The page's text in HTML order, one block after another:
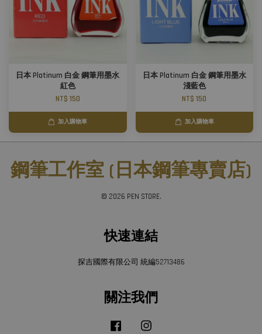
日本 Platinum 白金 鋼筆用墨水
紅色
NT$ 150
加入購物車
日本 Platinum 白金 鋼筆用墨水
淺藍色
NT$ 150
加入購物車
鋼筆工作室 (日本鋼筆專賣店)
© 2026 PEN STORE.
快速連結
探吉國際有限公司 統編52713486
關注我們
Facebook